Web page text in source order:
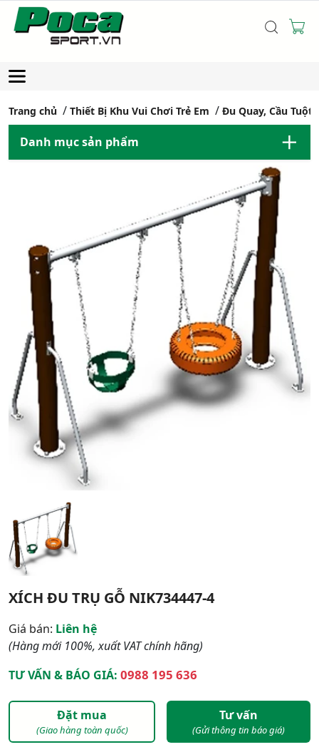
Trang chủ Thiết Bị Khu Vui Chơi Trẻ Em Đu Quay, Cầu Tuột
Danh mục sản phẩm
XÍCH ĐU TRỤ GỖ NIK734447-4
Giá bán: Liên hệ
(Hàng mới 100%, xuất VAT chính hãng)
TƯ VẤN & BÁO GIÁ: 0988 195 636
Đặt mua
(Giao hàng toàn quốc)
Tư vấn
(Gửi thông tin báo giá)